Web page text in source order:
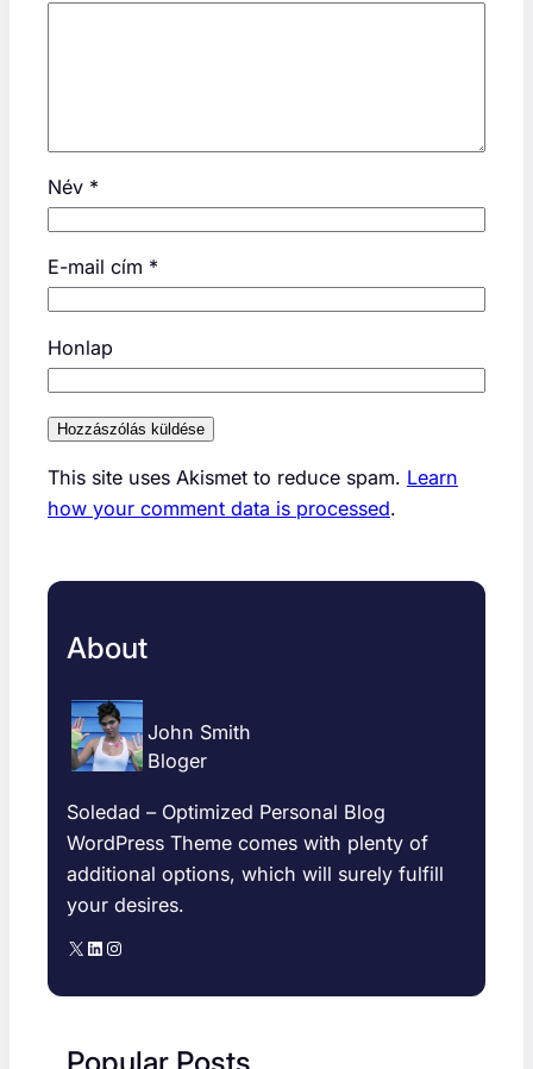
Név *
E-mail cím *
Honlap
This site uses Akismet to reduce spam. Learn
how your comment data is processed.
About
John Smith
Bloger
Soledad – Optimized Personal Blog
WordPress Theme comes with plenty of
additional options, which will surely fulfill
your desires.
X LinkedIn Instagram